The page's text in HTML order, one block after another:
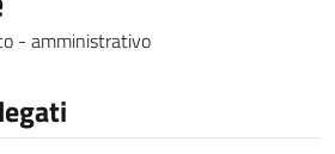
- amministrativo